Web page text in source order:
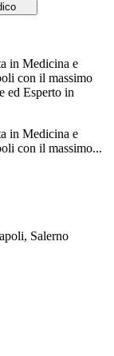
in Medicina e
con il massimo
ed Esperto in
in Medicina e
con il massimo...
Salerno